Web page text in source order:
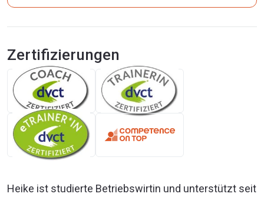
Zertifizierungen
Heike ist studierte Betriebswirtin und unterstützt seit